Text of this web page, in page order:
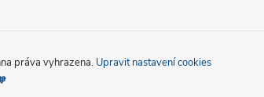
práva vyhrazena. Upravit nastavení cookies